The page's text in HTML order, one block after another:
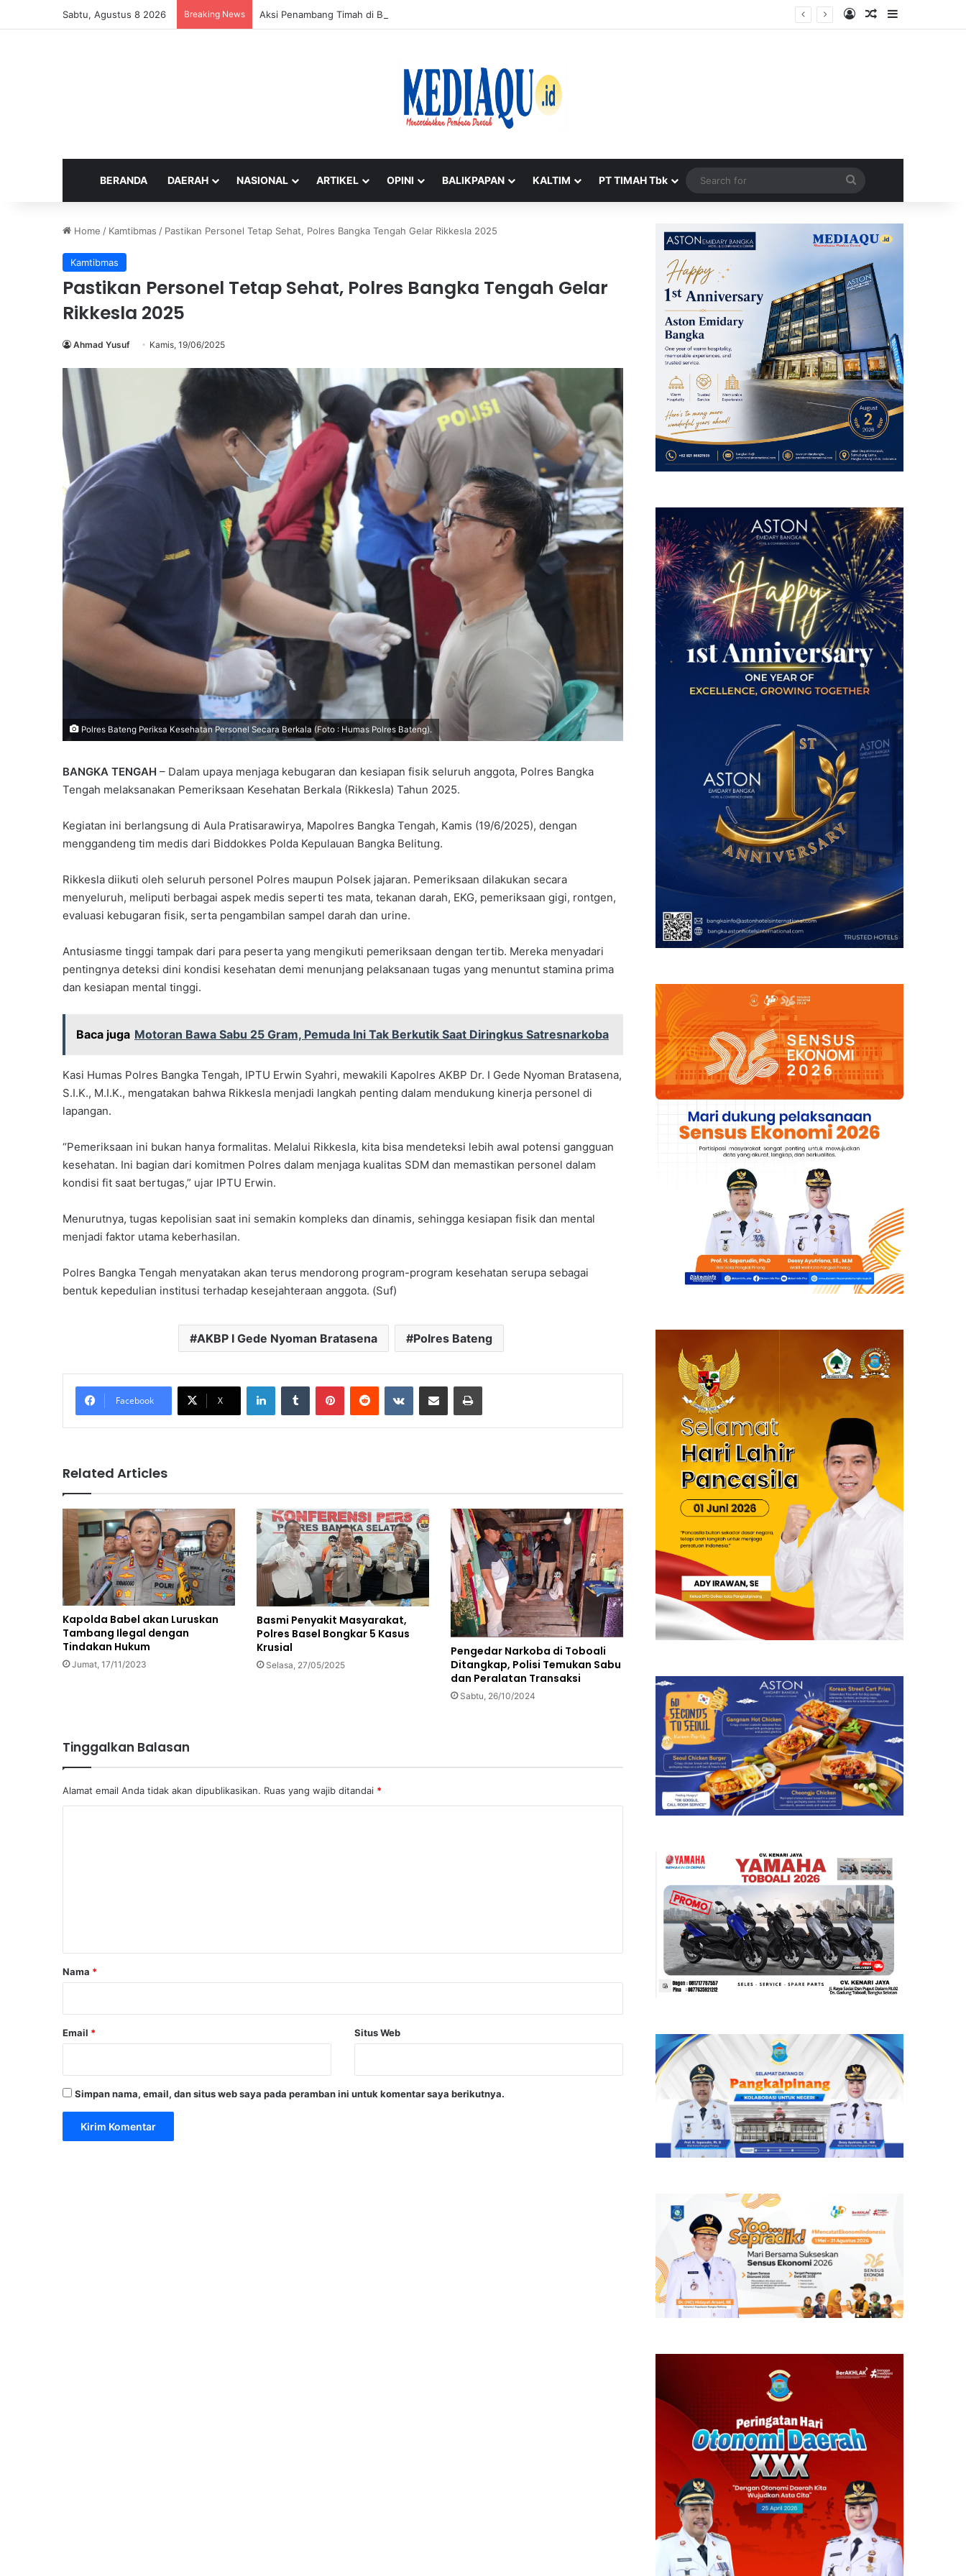
Sabtu, Agustus 8 2026 Breaking News Aksi Penambang Timah di Belitung Mengemuka, Bambang Patijaya Dorong Perpres Segera Terbit Log InRandom Article
Sidebar
BERANDA DAERAH NASIONAL ARTIKEL OPINI BALIKPAPAN KALTIM PT TIMAH Tbk
for
Home / Kamtibmas / Pastikan Personel Tetap Sehat, Polres Bangka Tengah Gelar Rikkesla 2025
Kamtibmas
Pastikan Personel Tetap Sehat, Polres Bangka Tengah Gelar
Rikkesla 2025
Ahmad Yusuf Kamis, 19/06/2025
Polres Bateng Periksa Kesehatan Personel Secara Berkala (Foto : Humas Polres Bateng).
BANGKA TENGAH – Dalam upaya menjaga kebugaran dan kesiapan fisik seluruh anggota, Polres Bangka
Tengah melaksanakan Pemeriksaan Kesehatan Berkala (Rikkesla) Tahun 2025.
Kegiatan ini berlangsung di Aula Pratisarawirya, Mapolres Bangka Tengah, Kamis (19/6/2025), dengan
menggandeng tim medis dari Biddokkes Polda Kepulauan Bangka Belitung.
Rikkesla diikuti oleh seluruh personel Polres maupun Polsek jajaran. Pemeriksaan dilakukan secara
menyeluruh, meliputi berbagai aspek medis seperti tes mata, tekanan darah, EKG, pemeriksaan gigi, rontgen,
evaluasi kebugaran fisik, serta pengambilan sampel darah dan urine.
Antusiasme tinggi tampak dari para peserta yang mengikuti pemeriksaan dengan tertib. Mereka menyadari
pentingnya deteksi dini kondisi kesehatan demi menunjang pelaksanaan tugas yang menuntut stamina prima
dan kesiapan mental tinggi.
Baca juga Motoran Bawa Sabu 25 Gram, Pemuda Ini Tak Berkutik Saat Diringkus Satresnarkoba
Kasi Humas Polres Bangka Tengah, IPTU Erwin Syahri, mewakili Kapolres AKBP Dr. I Gede Nyoman Bratasena,
S.I.K., M.I.K., mengatakan bahwa Rikkesla menjadi langkah penting dalam mendukung kinerja personel di
lapangan.
“Pemeriksaan ini bukan hanya formalitas. Melalui Rikkesla, kita bisa mendeteksi lebih awal potensi gangguan
kesehatan. Ini bagian dari komitmen Polres dalam menjaga kualitas SDM dan memastikan personel dalam
kondisi fit saat bertugas,” ujar IPTU Erwin.
Menurutnya, tugas kepolisian saat ini semakin kompleks dan dinamis, sehingga kesiapan fisik dan mental
menjadi faktor utama keberhasilan.
Polres Bangka Tengah menyatakan akan terus mendorong program-program kesehatan serupa sebagai
bentuk kepedulian institusi terhadap kesejahteraan anggota. (Suf)
AKBP I Gede Nyoman Bratasena Polres Bateng
Facebook X
LinkedInTumblr PinterestReddit VKontakteShare via Email Print
Related Articles
Kapolda Babel akan Luruskan
Tambang Ilegal dengan
Tindakan Hukum
Jumat, 17/11/2023
Basmi Penyakit Masyarakat,
Polres Basel Bongkar 5 Kasus
Krusial
Selasa, 27/05/2025
Pengedar Narkoba di Toboali
Ditangkap, Polisi Temukan Sabu
dan Peralatan Transaksi
Sabtu, 26/10/2024
Tinggalkan Balasan
Alamat email Anda tidak akan dipublikasikan. Ruas yang wajib ditandai *
rNama *
Email * Situs Web
Simpan nama, email, dan situs web saya pada peramban ini untuk komentar saya berikutnya.